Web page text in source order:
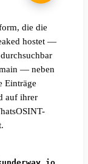
die die
hostet —
— neben
Einträge
auf ihrer